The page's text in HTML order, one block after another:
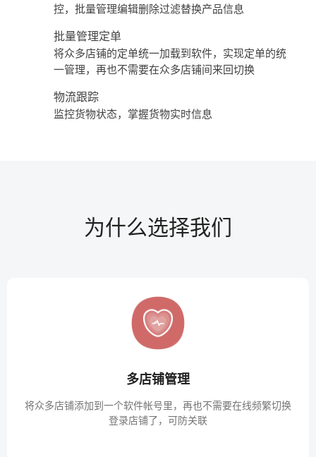
控，批量管理编辑删除过滤替换产品信息
批量管理定单
将众多店铺的定单统一加载到软件，实现定单的统
一管理，再也不需要在众多店铺间来回切换
物流跟踪
监控货物状态，掌握货物实时信息
为什么选择我们
多店铺管理
将众多店铺添加到一个软件帐号里，再也不需要在线频繁切换
登录店铺了，可防关联